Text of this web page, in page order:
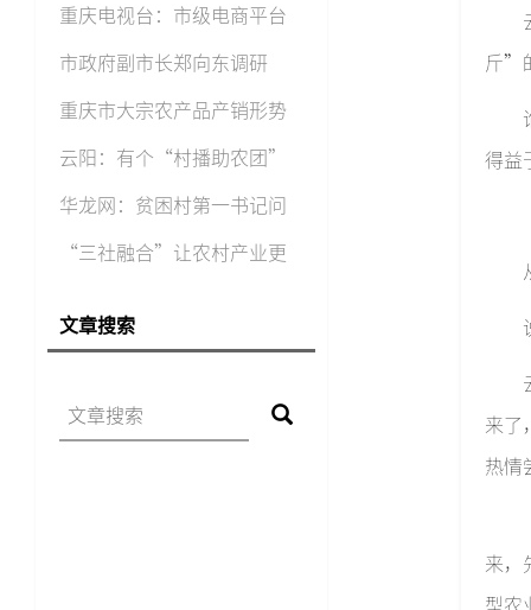
亮
重庆电视台：市级电商平台
助
市政府副市长郑向东调研
“村
重庆市大宗农产品产销形势
分
云阳：有个“村播助农团”
两
华龙网：贫困村第一书记问
计
“三社融合”让农村产业更
文章搜索
斤”
得益
来了
热情
来，
型农